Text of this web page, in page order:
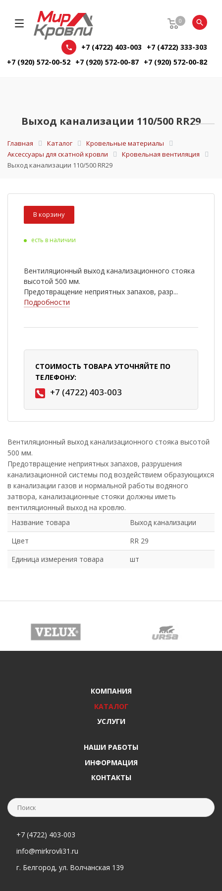
0
+7 (4722) 403-003
+7 (4722) 333-303
+7 (920) 572-00-52 +7 (920) 572-00-87 +7 (920) 572-00-82
Выход канализации 110/500 RR29
Главная Каталог
Кровельные материалы
Аксессуары для скатной кровли
Кровельная вентиляция
Выход канализации 110/500 RR29
В корзину
есть в наличии
Вентиляционный выход канализационного стояка
высотой 500 мм.
Предотвращение неприятных запахов, разр...
Подробности
СТОИМОСТЬ ТОВАРА УТОЧНЯЙТЕ ПО
ТЕЛЕФОНУ:
+7 (4722) 403-003
Вентиляционный выход канализационного стояка высотой
500 мм.
Предотвращение неприятных запахов, разрушения
канализационной системы под воздействием образующихся
в канализации газов и нормальной работы водяного
затвора, канализационные стояки должны иметь
вентиляционный выход на кровлю.
Название товара
Выход канализации
Цвет
RR 29
Единица измерения товара
шт
КОМПАНИЯ
КАТАЛОГ
УСЛУГИ
НАШИ РАБОТЫ
ИНФОРМАЦИЯ
КОНТАКТЫ
+7 (4722) 403-003
info@mirkrovli31.ru
г. Белгород, ул. Волчанская 139